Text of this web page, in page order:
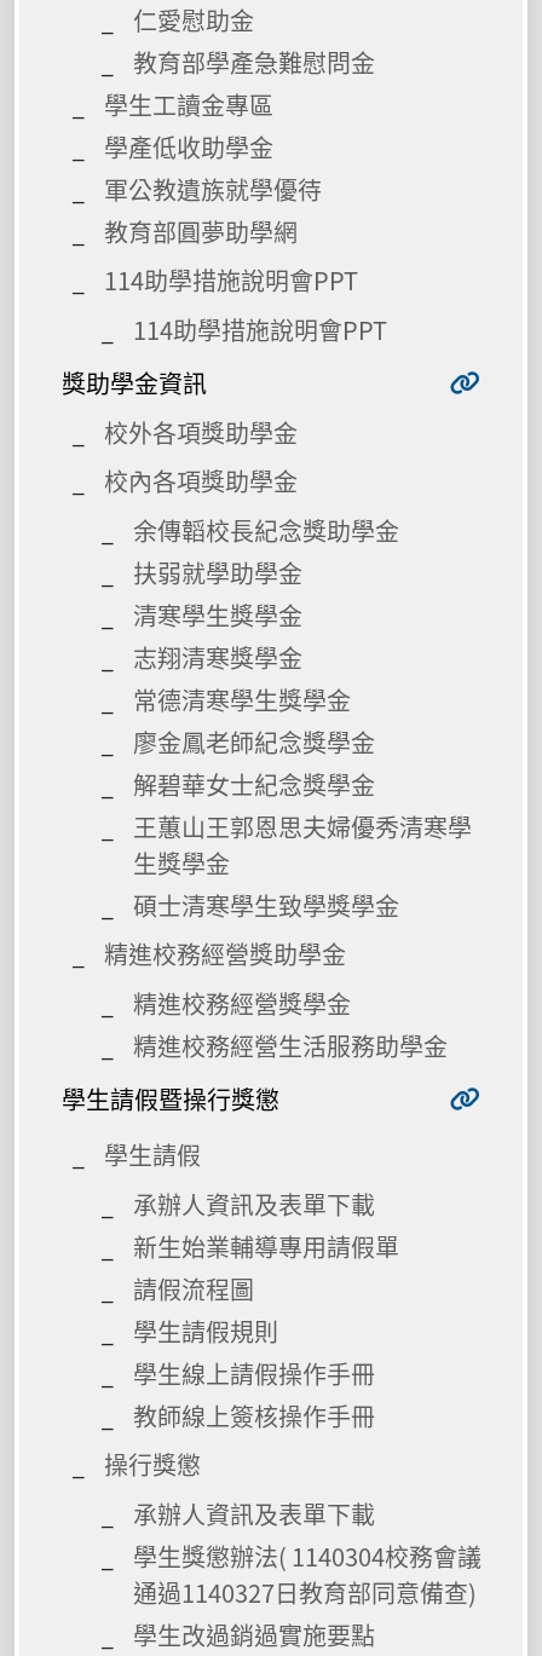
仁愛慰助金
教育部學產急難慰問金
學生工讀金專區
學產低收助學金
軍公教遺族就學優待
教育部圓夢助學網
114助學措施說明會PPT
114助學措施說明會PPT
獎助學金資訊
校外各項獎助學金
校內各項獎助學金
余傳韜校長紀念獎助學金
扶弱就學助學金
清寒學生獎學金
志翔清寒獎學金
常德清寒學生獎學金
廖金鳳老師紀念獎學金
解碧華女士紀念獎學金
王蕙山王郭恩思夫婦優秀清寒學
生獎學金
碩士清寒學生致學獎學金
精進校務經營獎助學金
精進校務經營獎學金
精進校務經營生活服務助學金
學生請假暨操行獎懲
學生請假
承辦人資訊及表單下載
新生始業輔導專用請假單
請假流程圖
學生請假規則
學生線上請假操作手冊
教師線上簽核操作手冊
操行獎懲
承辦人資訊及表單下載
學生獎懲辦法( 1140304校務會議
通過1140327日教育部同意備查)
學生改過銷過實施要點